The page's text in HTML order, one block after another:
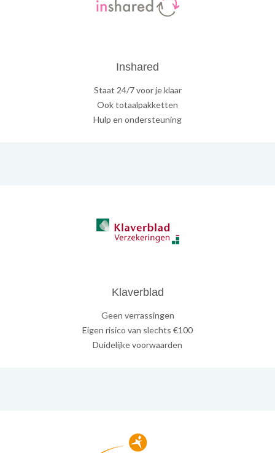
Inshared
Staat 24/7 voor je klaar
Ook totaalpakketten
Hulp en ondersteuning
Klaverblad
Geen verrassingen
Eigen risico van slechts €100
Duidelijke voorwaarden